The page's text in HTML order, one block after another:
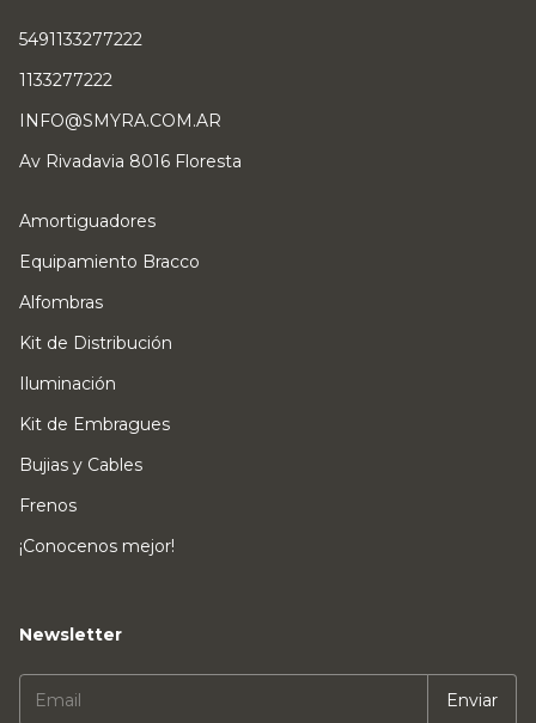
5491133277222
1133277222
INFO@SMYRA.COM.AR
Av Rivadavia 8016 Floresta
Amortiguadores
Equipamiento Bracco
Alfombras
Kit de Distribución
Iluminación
Kit de Embragues
Bujias y Cables
Frenos
¡Conocenos mejor!
Newsletter